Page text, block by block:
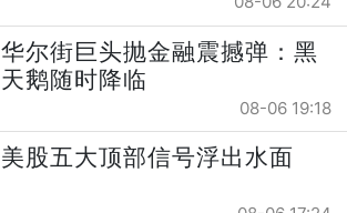
华尔街巨头抛金融震撼弹：黑
天鹅随时降临
08-06 19:18
美股五大顶部信号浮出水面